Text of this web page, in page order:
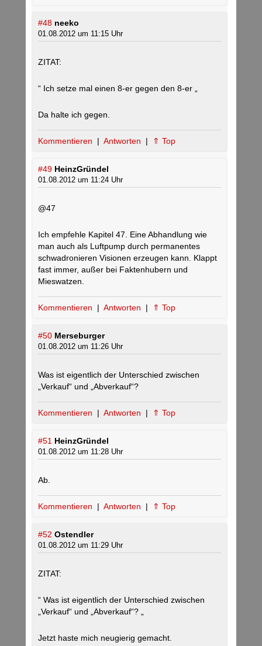
#48 neeko
01.08.2012 um 11:15 Uhr
ZITAT:
“ Ich setze mal einen 8-er gegen den 8-er „
Da halte ich gegen.
Kommentieren | Antworten | ⇑ Top
#49 HeinzGründel
01.08.2012 um 11:24 Uhr
@47
Ich empfehle Kapitel 47. Eine Abhandlung wie
man auch als Luftpump durch permanentes
schwadronieren Visionen erzeugen kann. Klappt
fast immer, außer bei Faktenhubern und
Mieswatzen.
Kommentieren | Antworten | ⇑ Top
#50 Merseburger
01.08.2012 um 11:26 Uhr
Was ist eigentlich der Unterschied zwischen
„Verkauf“ und „Abverkauf“?
Kommentieren | Antworten | ⇑ Top
#51 HeinzGründel
01.08.2012 um 11:28 Uhr
Ab.
Kommentieren | Antworten | ⇑ Top
#52 Ostendler
01.08.2012 um 11:29 Uhr
ZITAT:
“ Was ist eigentlich der Unterschied zwischen
„Verkauf“ und „Abverkauf“? „
Jetzt haste mich neugierig gemacht.